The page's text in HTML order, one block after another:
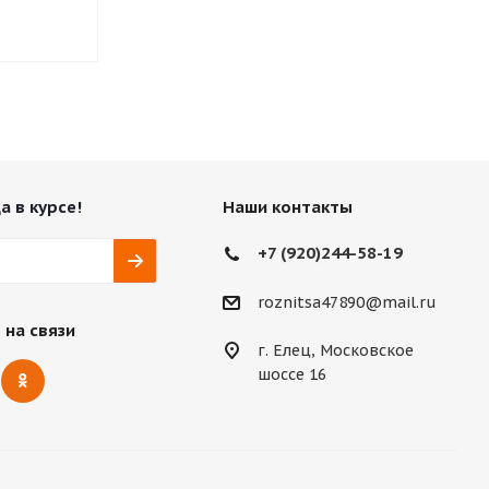
в курсе!
связи
Наши контакты
+7 (920)244-58-19
roznitsa47890@mail.ru
г. Елец, Московское
шоссе 16